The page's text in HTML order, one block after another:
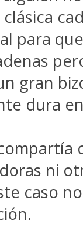
para
gran
dura
ni
caso